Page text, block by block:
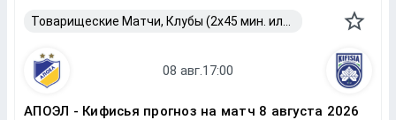
АПОЭЛ - Кифисья прогноз на матч 8 августа 2026